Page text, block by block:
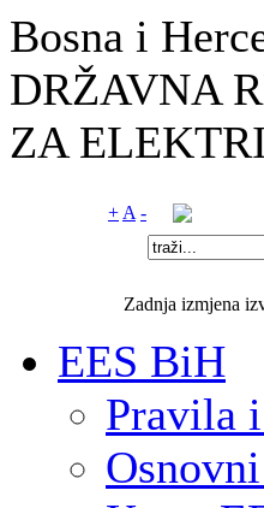
Bosna i
DRŽAVNA
ZA
+ A -
Zadnja izmjena
EES BiH
Pravila